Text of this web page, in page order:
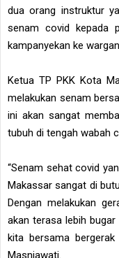
dua orang instruktur
senam covid kepada
kampanyekan ke
Ketua TP PKK Kota
melakukan senam
ini akan sangat
tubuh di tengah wabah
“Senam sehat covid
Makassar sangat di
Dengan melakukan
akan terasa lebih
kita bersama bergerak
Masniawati.